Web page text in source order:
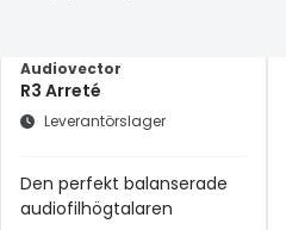
Audiovector
R3 Arreté
Leverantörslager
Den perfekt balanserade
audiofilhögtalaren